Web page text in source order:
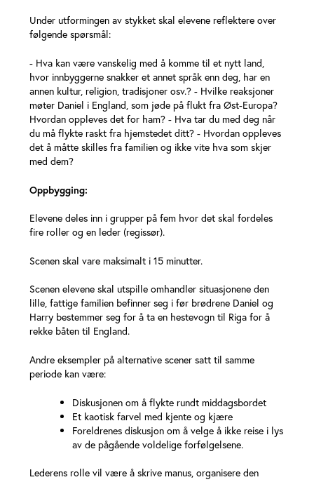
Under utformingen av stykket skal elevene reflektere over
følgende spørsmål:
- Hva kan være vanskelig med å komme til et nytt land,
hvor innbyggerne snakker et annet språk enn deg, har en
annen kultur, religion, tradisjoner osv.? - Hvilke reaksjoner
møter Daniel i England, som jøde på flukt fra Øst-Europa?
Hvordan oppleves det for ham? - Hva tar du med deg når
du må flykte raskt fra hjemstedet ditt? - Hvordan oppleves
det å måtte skilles fra familien og ikke vite hva som skjer
med dem?
Oppbygging:
Elevene deles inn i grupper på fem hvor det skal fordeles
fire roller og en leder (regissør).
Scenen skal vare maksimalt i 15 minutter.
Scenen elevene skal utspille omhandler situasjonene den
lille, fattige familien befinner seg i før brødrene Daniel og
Harry bestemmer seg for å ta en hestevogn til Riga for å
rekke båten til England.
Andre eksempler på alternative scener satt til samme
periode kan være:
Diskusjonen om å flykte rundt middagsbordet
Et kaotisk farvel med kjente og kjære
Foreldrenes diskusjon om å velge å ikke reise i lys
av de pågående voldelige forfølgelsene.
Lederens rolle vil være å skrive manus, organisere den